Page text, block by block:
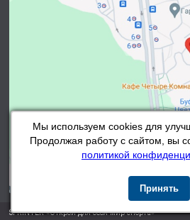
Мы используем cookies для
Продолжая работу с сайтом, вы
политикой
Принять
SPRINTER «Открой для себя мир спорта»